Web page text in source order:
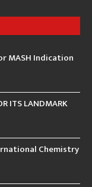
MASH Indication
ITS LANDMARK
Chemistry